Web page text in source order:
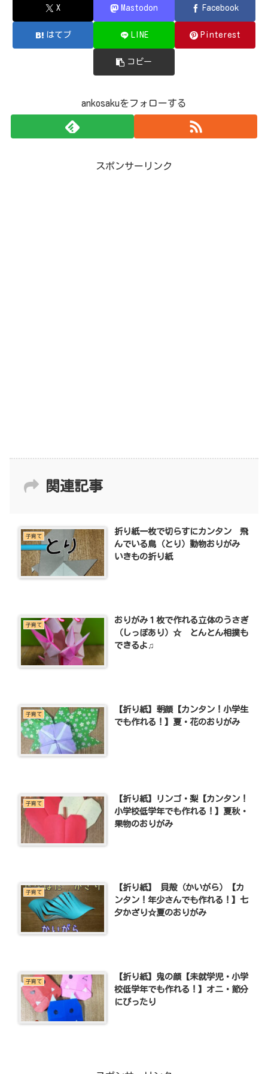
X Mastodon Facebook
はてブ LINE Pinterest
コピー
ankosakuをフォローする
スポンサーリンク
関連記事
子育て
折り紙一枚で切らすにカンタン 飛
んでいる鳥（とり）動物おりがみ
いきもの折り紙
子育て
おりがみ１枚で作れる立体のうさぎ
（しっぽあり）☆ とんとん相撲も
できるよ♫
子育て
【折り紙】朝顔【カンタン！小学生
でも作れる！】夏・花のおりがみ
子育て
【折り紙】リンゴ・梨【カンタン！
小学校低学年でも作れる！】夏秋・
果物のおりがみ
子育て
【折り紙】 貝殻（かいがら）【カ
ンタン！年少さんでも作れる！】七
夕かざり☆夏のおりがみ
子育て
【折り紙】鬼の顔【未就学児・小学
校低学年でも作れる！】オニ・節分
にぴったり